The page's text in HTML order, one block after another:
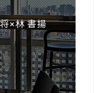
×林 書揚